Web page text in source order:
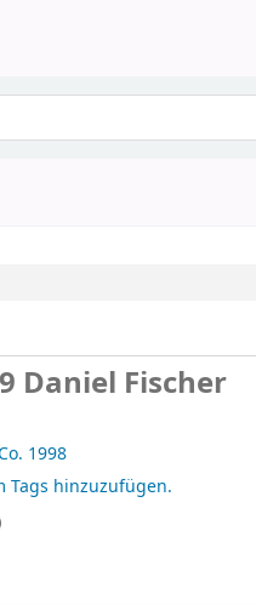
Daniel Fischer
1998
Tags hinzuzufügen.